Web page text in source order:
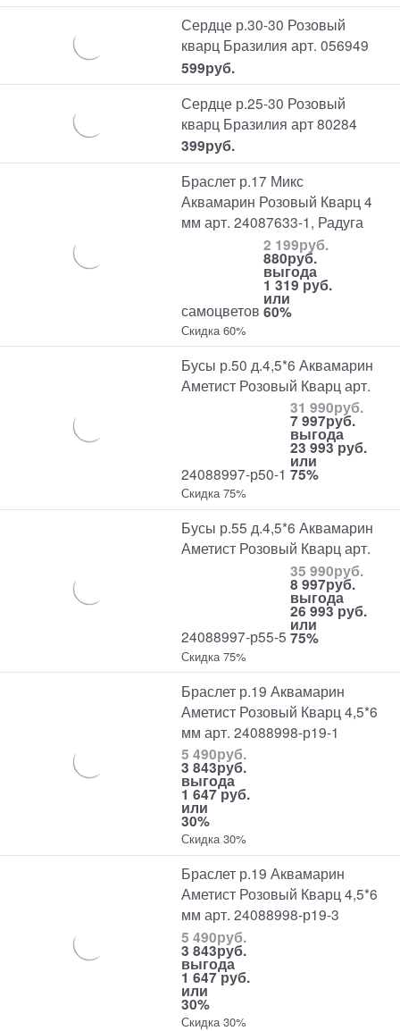
Сердце р.30-30 Розовый
кварц Бразилия арт. 056949
599руб.
Сердце р.25-30 Розовый
кварц Бразилия арт 80284
399руб.
Браслет р.17 Микс
Аквамарин Розовый Кварц 4
мм арт. 24087633-1, Радуга
самоцветов
2 199руб.
880руб.
выгода
1 319 руб.
или
60%
Скидка 60%
Бусы р.50 д.4,5*6 Аквамарин
Аметист Розовый Кварц арт.
24088997-р50-1
31 990руб.
7 997руб.
выгода
23 993 руб.
или
75%
Скидка 75%
Бусы р.55 д.4,5*6 Аквамарин
Аметист Розовый Кварц арт.
24088997-р55-5
35 990руб.
8 997руб.
выгода
26 993 руб.
или
75%
Скидка 75%
Браслет р.19 Аквамарин
Аметист Розовый Кварц 4,5*6
мм арт. 24088998-р19-1
5 490руб.
3 843руб.
выгода
1 647 руб.
или
30%
Скидка 30%
Браслет р.19 Аквамарин
Аметист Розовый Кварц 4,5*6
мм арт. 24088998-р19-3
5 490руб.
3 843руб.
выгода
1 647 руб.
или
30%
Скидка 30%